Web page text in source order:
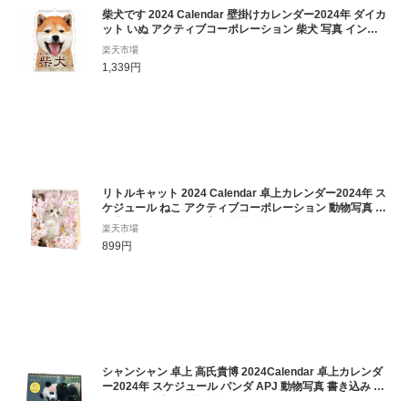
柴犬です 2024 Calendar 壁掛けカレンダー2024年 ダイカ
ット いぬ アクティブコーポレーション 柴犬 写真 インテ
リア 令和6年暦 予約 メール便可 シネマコレクション
楽天市場
1,339円
リトルキャット 2024 Calendar 卓上カレンダー2024年 ス
ケジュール ねこ アクティブコーポレーション 動物写真 書
き込み インテリア 令和6年暦 予約 メール便可 シネマコレ
クション
楽天市場
899円
シャンシャン 卓上 高氏貴博 2024Calendar 卓上カレンダ
ー2024年 スケジュール パンダ APJ 動物写真 書き込み イ